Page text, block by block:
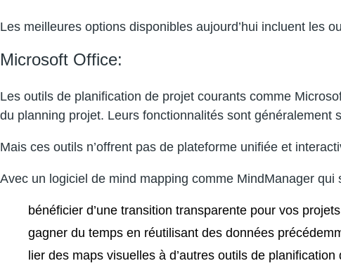
Les meilleures options disponibles aujourd’hui incluent les
Microsoft Office:
Les outils de planification de projet courants comme
du planning projet. Leurs fonctionnalités sont généralement
Mais ces outils n’offrent pas de plateforme unifiée et
Avec un logiciel de mind mapping comme MindManager qui
bénéficier d’une transition transparente pour vos
gagner du temps en réutilisant des données
lier des maps visuelles à d’autres outils de planification